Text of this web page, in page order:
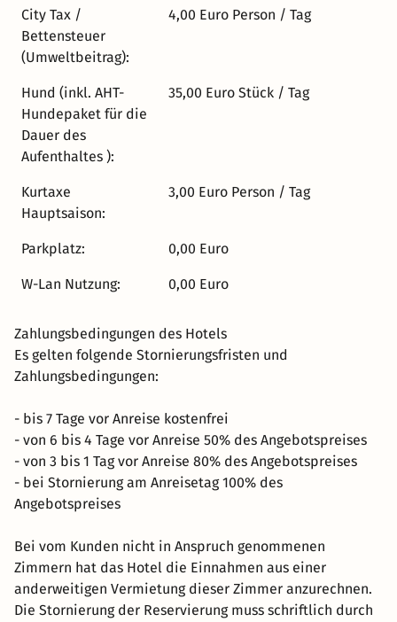
Schlafdecke, Leckerli und Spielzeug umfasst,
empfangen. Ein eigener Hundepool steht ebenfalls zur
Verfügung, und Hunde dürfen sogar mit zum Frühstück .
Kombination aus modernem Komfort, herzlicher
Gastfreundschaft und einem besonderen Augenmerk auf
die Bedürfnisse von Hundebesitzern.
City Tax /
Bettensteuer
(Umweltbeitrag):
4,00 Euro Person / Tag
Hund (inkl. AHT-
Hundepaket für die
Dauer des
Aufenthaltes ):
35,00 Euro Stück / Tag
Kurtaxe
Hauptsaison:
3,00 Euro Person / Tag
Parkplatz: 0,00 Euro
W-Lan Nutzung: 0,00 Euro
Zahlungsbedingungen des Hotels
Es gelten folgende Stornierungsfristen und
Zahlungsbedingungen:
- bis 7 Tage vor Anreise kostenfrei
- von 6 bis 4 Tage vor Anreise 50% des Angebotspreises
- von 3 bis 1 Tag vor Anreise 80% des Angebotspreises
- bei Stornierung am Anreisetag 100% des
Angebotspreises
Bei vom Kunden nicht in Anspruch genommenen
Zimmern hat das Hotel die Einnahmen aus einer
anderweitigen Vermietung dieser Zimmer anzurechnen.
Die Stornierung der Reservierung muss schriftlich durch